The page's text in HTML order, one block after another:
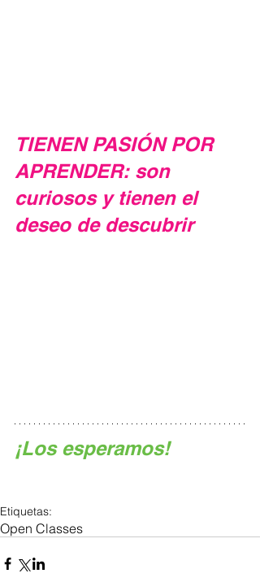
TIENEN PASIÓN POR
APRENDER: son
curiosos y tienen el
deseo de descubrir
¡Los esperamos!
Etiquetas:
Open Classes